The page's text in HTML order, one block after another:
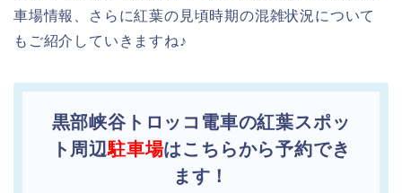
車場情報、さらに紅葉の見頃時期の混雑状況について
もご紹介していきますね♪
黒部峡谷トロッコ電車の紅葉スポッ
ト周辺駐車場はこちらから予約でき
ます！